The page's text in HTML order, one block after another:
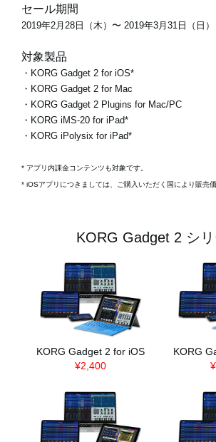
セール期間
2019年2月28日（木）〜 2019年3月31日（日）
対象製品
・KORG Gadget 2 for iOS*
・KORG Gadget 2 for Mac
・KORG Gadget 2 Plugins for Mac/PC
・KORG iMS-20 for iPad*
・KORG iPolysix for iPad*
* アプリ内課金コンテンツも対象です。
* iOSアプリにつきましては、ご購入いただく国により販売
KORG Gadget 2 シ
KORG Gadget 2 for iOS
¥2,400
KORG